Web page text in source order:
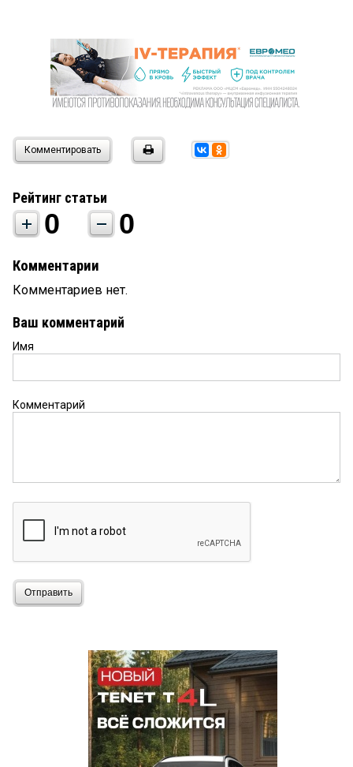
Комментировать
Рейтинг статьи
0 0
Комментарии
Комментариев нет.
Ваш комментарий
Имя
Комментарий
Отправить